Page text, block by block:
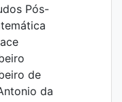
Pós-
de
da